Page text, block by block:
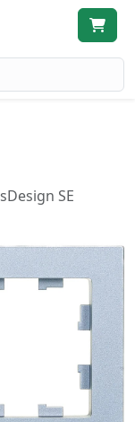
SE